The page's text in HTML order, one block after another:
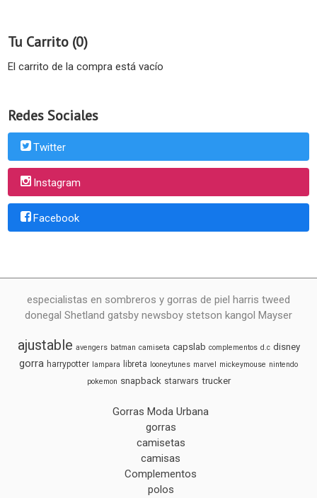
Tu Carrito (0)
El carrito de la compra está vacío
Redes Sociales
Twitter
Instagram
Facebook
especialistas en sombreros y gorras de piel harris tweed
donegal Shetland gatsby newsboy stetson kangol Mayser
ajustable avengers batman camiseta capslab complementos d.c disney
gorra harrypotter lampara libreta looneytunes marvel mickeymouse nintendo
pokemon snapback starwars trucker
Gorras Moda Urbana
gorras
camisetas
camisas
Complementos
polos